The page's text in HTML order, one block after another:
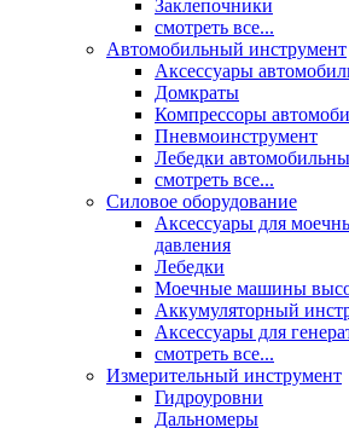
Заклепочники
смотреть все...
Автомобильный инструмент
Аксессуары
Домкраты
Компрессоры
Пневмоинструмент
Лебедки
смотреть все...
Силовое оборудование
Аксессуары для
давления
Лебедки
Моечные машины
Аккумуляторный
Аксессуары для
смотреть все...
Измерительный инструмент
Гидроуровни
Дальномеры